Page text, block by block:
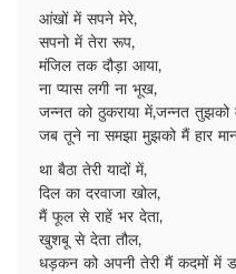
आंखों में सपने मेरे,
सपनो में तेरा रूप,
मंजिल तक दौड़ा आया,
ना प्यास लगी ना भूख,
जन्नत को ठुकराया में,जन्नत तुझको
जब तूने ना समझा मुझको मैं हार
था बैठा तेरी यादों में,
दिल का दरवाजा खोल,
मैं फूल से राहें भर देता,
खुशबू से देता तौल,
धड़कन को अपनी तेरी मैं कदमों में